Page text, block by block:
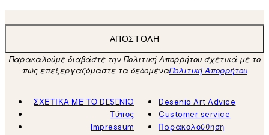
ΑΠΟΣΤΟΛΉ
Παρακαλούμε διαβάστε την Πολιτική Απορρήτου σχετικά με το
πώς επεξεργαζόμαστε τα δεδομέναΠολιτική Απορρήτου
ΣΧΕΤΙΚΑ ΜΕ ΤΟ DESENIO
Τύπος
Impressum
Desenio Art Advice
Customer service
Παρακολούθηση